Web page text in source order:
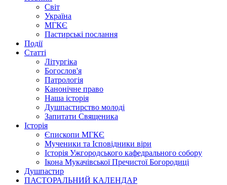
Світ
Україна
МГКЄ
Пастирські послання
Події
Статті
Літургіка
Богослов'я
Патрологія
Канонічне право
Наша історія
Душпастирство молоді
Запитати Священика
Історія
Єпископи МГКЄ
Мученики та Ісповідники віри
Історія Ужгородського кафедрального собору
Ікона Мукачівської Пречистої Богородиці
Душпастир
ПАСТОРАЛЬНИЙ КАЛЕНДАР